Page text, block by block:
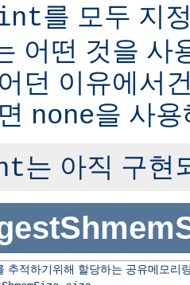
를 모두 지
어떤 것을 사
던 이유에서
none을 사
는 아직 구현
추적하기위해 할당하는 공유메모리